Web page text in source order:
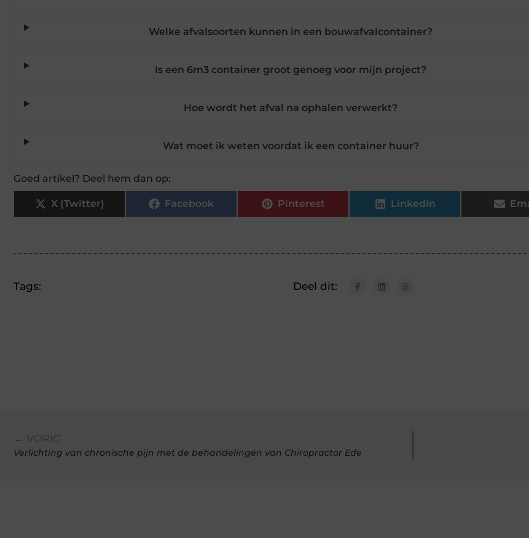
Welke afvalsoorten kunnen in een bouwafvalcontainer?
Is een 6m3 container groot genoeg voor mijn project?
Hoe wordt het afval na ophalen verwerkt?
Wat moet ik weten voordat ik een container huur?
Goed artikel? Deel hem dan op:
X (Twitter) Facebook Pinterest LinkedIn
Tags: Deel dit:
← VORIG
Verlichting van chronische pijn met de behandelingen van Chiropractor Ede